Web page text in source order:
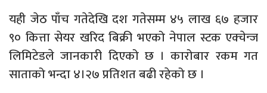
यही जेठ पाँच गतेदेखि दश गतेसम्म ४५ लाख ६७ हजार
९० कित्ता सेयर खरिद बिक्री भएको नेपाल स्टक एक्चेन्ज
लिमिटेडले जानकारी दिएको छ । कारोबार रकम गत
साताको भन्दा ४।२७ प्रतिशत बढी रहेको छ ।